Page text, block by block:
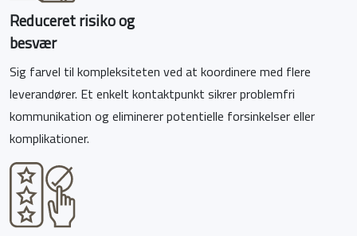
Reduceret risiko og
besvær
Sig farvel til kompleksiteten ved at koordinere med flere
leverandører. Et enkelt kontaktpunkt sikrer problemfri
kommunikation og eliminerer potentielle forsinkelser eller
komplikationer.